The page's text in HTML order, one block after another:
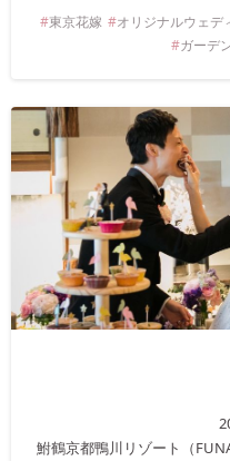
東京花嫁 オリジナルウェデ
ガーデ
鮒鶴京都鴨川リゾート（